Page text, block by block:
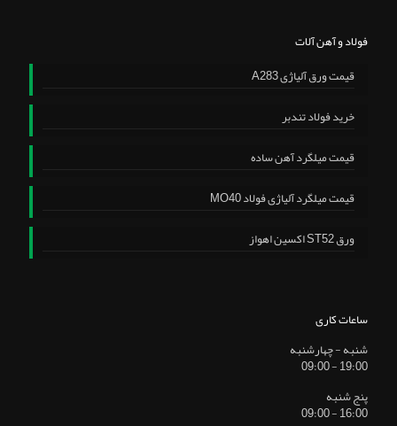
فولاد و آهن آلات
قیمت ورق آلیاژی A283
خرید فولاد تندبر
قیمت میلگرد آهن ساده
قیمت میلگرد آلیاژی فولاد MO40
ورق ST52 اکسین اهواز
ساعات کاری
شنبه - چهارشنبه
19:00 - 09:00
پنج شنبه
16:00 - 09:00